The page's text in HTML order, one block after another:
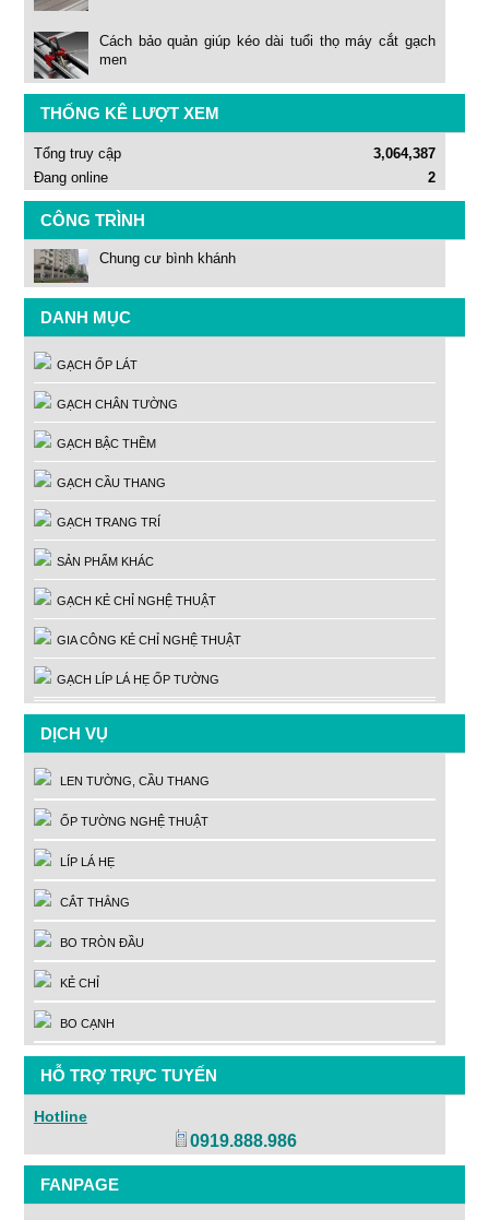
Cách bảo quản giúp kéo dài tuổi thọ máy cắt gạch
men
THỐNG KÊ LƯỢT XEM
Tổng truy cập
3,064,387
Đang online
2
CÔNG TRÌNH
Chung cư bình khánh
DANH MỤC
GẠCH ỐP LÁT
GẠCH CHÂN TƯỜNG
GẠCH BẬC THỀM
GẠCH CẦU THANG
GẠCH TRANG TRÍ
SẢN PHẨM KHÁC
GẠCH KẺ CHỈ NGHỆ THUẬT
GIA CÔNG KẺ CHỈ NGHỆ THUẬT
GẠCH LÍP LÁ HẸ ỐP TƯỜNG
DỊCH VỤ
LEN TƯỜNG, CẦU THANG
ỐP TƯỜNG NGHỆ THUẬT
LÍP LÁ HẸ
CẮT THẲNG
BO TRÒN ĐẦU
KẺ CHỈ
BO CẠNH
HỖ TRỢ TRỰC TUYẾN
Hotline
0919.888.986
FANPAGE